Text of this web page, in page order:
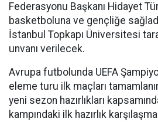
Federasyonu Başkanı Hidayet
basketboluna ve gençliğe
İstanbul Topkapı Üniversitesi
unvanı verilecek.
Avrupa futbolunda UEFA
eleme turu ilk maçları
yeni sezon hazırlıkları
kampındaki ilk hazırlık